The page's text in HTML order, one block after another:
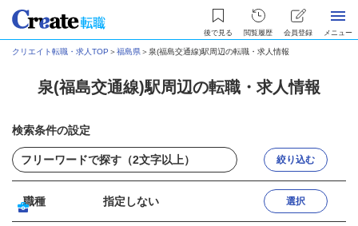
後で見る 閲覧履歴 会員登録 メニュー
クリエイト転職・求人TOP ＞福島県＞泉(福島交通線)駅周辺の転職・求人情報
泉(福島交通線)駅周辺の転職・求人情報
検索条件の設定
絞り込む
職種 指定しない 選択